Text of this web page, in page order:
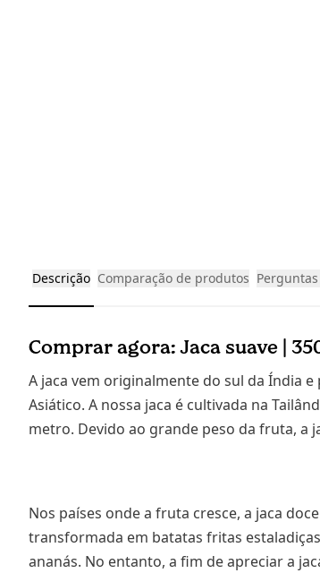
Descrição Comparação de produtos
Comprar agora: Jaca suave |
A jaca vem originalmente do sul da Índia
Asiático. A nossa jaca é cultivada na
metro. Devido ao grande peso da fruta, a
Nos países onde a fruta cresce, a jaca
transformada em batatas fritas
ananás. No entanto, a fim de apreciar a